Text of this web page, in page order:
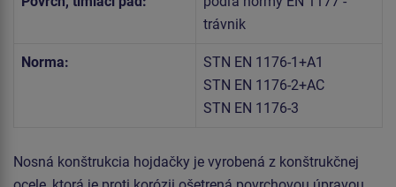
trávnik
Norma:
STN EN 1176-1+A1
STN EN 1176-2+AC
STN EN 1176-3
Nosná konštrukcia hojdačky je vyrobená z konštrukčnej